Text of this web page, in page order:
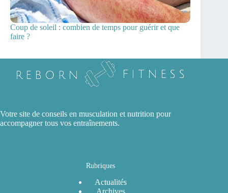
Coup de soleil : combien de temps pour guérir et que
faire ?
Votre site de conseils en musculation et nutrition pour
accompagner tous vos entraînements.
Rubriques
Actualités
Archives